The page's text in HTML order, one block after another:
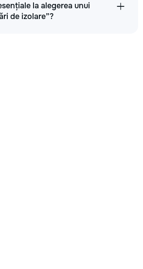
la alegerea unui
de izolare”?